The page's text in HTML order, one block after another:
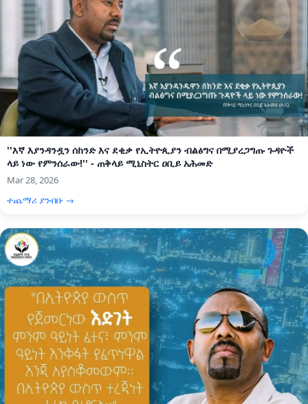
''እኛ እያንዳንዷን ሰከንድ እና ደቂቃ የኢትዮጲያን ብልፅግና በሚያረጋግጡ ጉዳዮች
ላይ ነው የምንሰራው!'' - ጠቅላይ ሚኒስትር ዐቢይ አሕመድ
Mar 28, 2026
ተጨማሪ ያንብቡ →